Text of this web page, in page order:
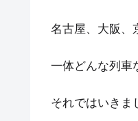
名古屋、大阪、
一体どんな列車
それではいきま